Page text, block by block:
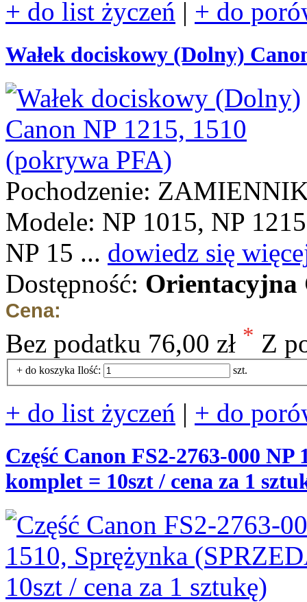
+ do list życzeń | + do
Wałek dociskowy (Dolny)
Pochodzenie:
Modele: NP 1015, NP
NP 15 ... dowiedz się
Dostępność: Orientacyjna
Cena:
Bez podatku 76,00 zł * Z
+ do koszyka Ilość: szt.
+ do list życzeń | + do
Część Canon FS2-2763-000
komplet = 10szt / cena za 1